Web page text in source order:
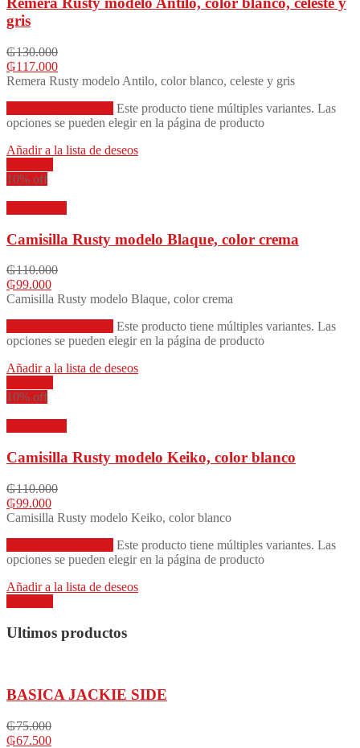
gris
₲130.000
₲117.000
Remera Rusty modelo Antilo, color blanco, celeste y gris
Este producto tiene múltiples variantes. Las
opciones se pueden elegir en la página de producto
Añadir a la lista de deseos
10% off
Camisilla Rusty modelo Blaque, color crema
₲110.000
₲99.000
Camisilla Rusty modelo Blaque, color crema
Este producto tiene múltiples variantes. Las
opciones se pueden elegir en la página de producto
Añadir a la lista de deseos
10% off
Camisilla Rusty modelo Keiko, color blanco
₲110.000
₲99.000
Camisilla Rusty modelo Keiko, color blanco
Este producto tiene múltiples variantes. Las
opciones se pueden elegir en la página de producto
Añadir a la lista de deseos
Ultimos productos
BASICA JACKIE SIDE
₲75.000
₲67.500